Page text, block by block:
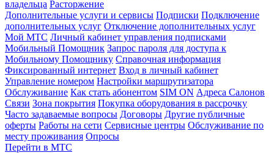
владельца Расторжение
Дополнительные услуги и сервисы Подписки Подключение
дополнительных услуг Отключение дополнительных услуг
Мой МТС Личный кабинет управления подписками
Мобильный Помощник Запрос пароля для доступа к
Мобильному Помощнику Справочная информация
Фиксированный интернет Вход в личный кабинет
Управление номером Настройки маршрутизатора
Обслуживание Как стать абонентом SIM ON Адреса Салонов
Связи Зона покрытия Покупка оборудования в рассрочку
Часто задаваемые вопросы Договоры Другие публичные
оферты Работы на сети Сервисные центры Обслуживание по
месту проживания Опросы
Перейти в МТС